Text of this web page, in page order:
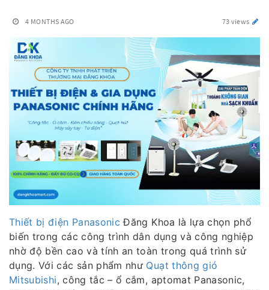
4 MONTHS AGO 73 views
Thiết bị điện Panasonic Đăng Khoa là lựa chọn phổ
biến trong các công trình dân dụng và công nghiệp
nhờ độ bền cao và tính an toàn trong quá trình sử
dụng. Với các sản phẩm như Quạt thông gió
Mitsubishi, công tắc – ổ cắm, aptomat Panasonic,